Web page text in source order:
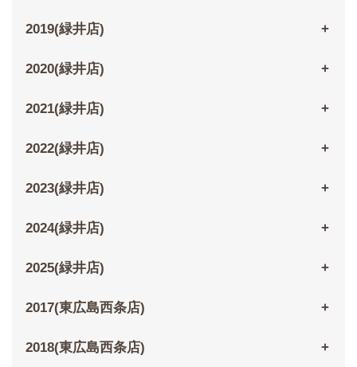
2019(緑井店)
2020(緑井店)
2021(緑井店)
2022(緑井店)
2023(緑井店)
2024(緑井店)
2025(緑井店)
2017(東広島西条店)
2018(東広島西条店)